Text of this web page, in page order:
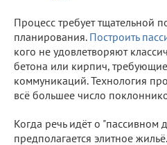
Процесс требует тщательной
планирования. Построить
кого не удовлетворяют
бетона или кирпич, требующие
коммуникаций. Технология
всё большее число
Когда речь идёт о "пассивном
предполагается элитное